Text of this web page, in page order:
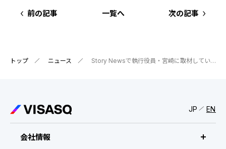
株式について
よくある質問
免責事項
中途採用：開発職・デザイナー職
前の記事 一覧へ 次の記事
トップ ニュース Story Newsで執行役員・宮崎に取材していただきました
JP EN
会社情報